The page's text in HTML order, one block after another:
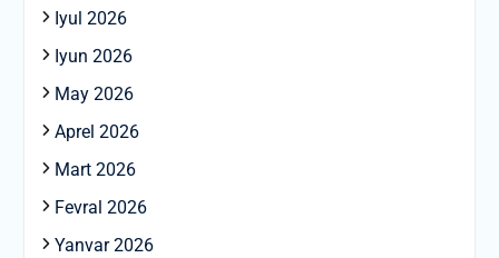
Iyul 2026
Iyun 2026
May 2026
Aprel 2026
Mart 2026
Fevral 2026
Yanvar 2026